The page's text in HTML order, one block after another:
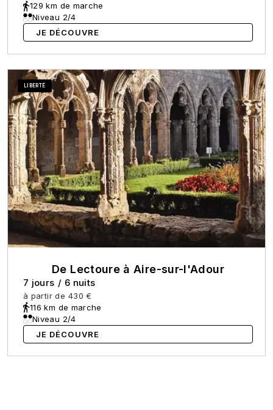
129 km de marche
Niveau 2/4
JE DÉCOUVRE
LIBERTÉ
De Lectoure à Aire-sur-l'Adour
7 jours / 6 nuits
à partir de 430 €
116 km de marche
Niveau 2/4
JE DÉCOUVRE